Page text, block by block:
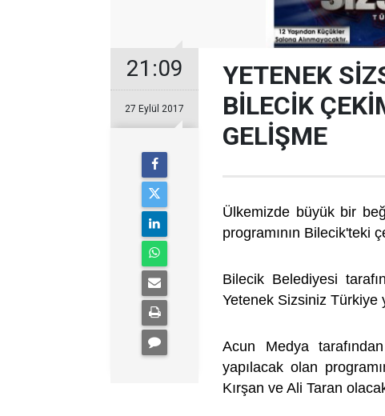
21:09
27 Eylül 2017
YETENEK
BİLECİK
GELİŞME
Ülkemizde büyük bir
programının Bilecik'teki
Bilecik Belediyesi
Yetenek Sizsiniz Türkiye
Acun Medya
yapılacak olan
Kırşan ve Ali Taran